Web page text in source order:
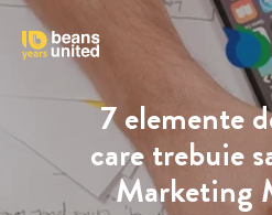
7 elemente
care trebuie
Marketing